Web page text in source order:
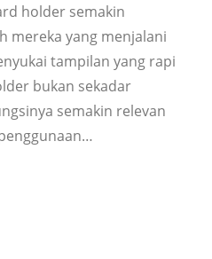
holder semakin
mereka yang menjalani
tampilan yang rapi
bukan sekadar
semakin relevan